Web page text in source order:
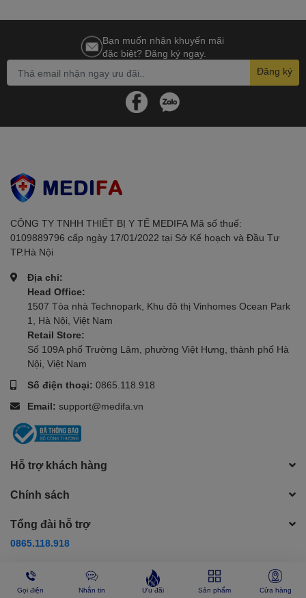
Bạn muốn nhận khuyến mãi
đặc biệt? Đăng ký ngay.
Đăng ký
CÔNG TY TNHH THIẾT BỊ Y TẾ MEDIFAㅤㅤㅤㅤㅤㅤㅤ Mã số thuế:
0109889796 cấp ngày 17/01/2022 tại Sở Kế hoạch và Đầu Tư
TP.Hà Nội
Địa chỉ:
Head Office:
1507 Tòa nhà Technopark, Khu đô thị Vinhomes Ocean Park
1, Hà Nội, Việt Nam
Retail Store:
Số 109A phố Trường Lâm, phường Việt Hưng, thành phố Hà
Nội, Việt Nam
Số điện thoại: 0865.118.918
Email: support@medifa.vn
Hỗ trợ khách hàng
Chính sách
Tổng đài hỗ trợ
0865.118.918
Phương thức thanh toán
Sản phẩm Cửa hàng
Gọi điện Nhắn tin Ưu đãi